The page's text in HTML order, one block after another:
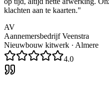
klachten aan te kaarten."
AV
Aannemersbedrijf Veenstra
Nieuwbouw kitwerk · Almere
4.0